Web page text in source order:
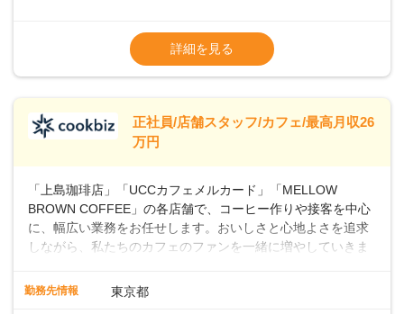
一切無用♪一つひとつをしっかり伝えていきますので、無理の
ないペースで覚えていきましょう！さらにマネージャーへの
ます・東日本エリア：月給21万4000～27万
※経験・スキルを考慮の上、決定します。
※別途、残業代および各種手当あり
※試用期間なし
■店長職： ・西日本／月給26万7500円
万円＋賞与(年3回)・店長職：年収410万円／
詳細を見る
正社員/店舗スタッフ/カフェ/最高月収26
万円
「上島珈琲店」「UCCカフェメルカード」「MELLOW
BROWN COFFEE」の各店舗で、コーヒー作りや接客を中心
に、幅広い業務をお任せします。おいしさと心地よさを追求
しながら、私たちのカフェのファンを一緒に増やしていきま
クの作成お客様のご案内、レジ対応軽食メニューの調理店内
勤務先情報 東京都